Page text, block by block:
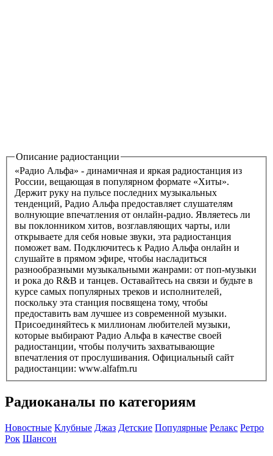
Описание радиостанции
«Радио Альфа» - динамичная и яркая радиостанция из
России, вещающая в популярном формате «Хиты».
Держит руку на пульсе последних музыкальных
тенденций, Радио Альфа предоставляет слушателям
волнующие впечатления от онлайн-радио. Являетесь ли
вы поклонником хитов, возглавляющих чарты, или
открываете для себя новые звуки, эта радиостанция
поможет вам. Подключитесь к Радио Альфа онлайн и
слушайте в прямом эфире, чтобы насладиться
разнообразными музыкальными жанрами: от поп-музыки
и рока до R&B и танцев. Оставайтесь на связи и будьте в
курсе самых популярных треков и исполнителей,
поскольку эта станция посвящена тому, чтобы
предоставить вам лучшее из современной музыки.
Присоединяйтесь к миллионам любителей музыки,
которые выбирают Радио Альфа в качестве своей
радиостанции, чтобы получить захватывающие
впечатления от прослушивания. Официальный сайт
радиостанции: www.alfafm.ru
Радиоканалы по категориям
Новостные Клубные Джаз Детские Популярные Релакс Ретро
Рок Шансон